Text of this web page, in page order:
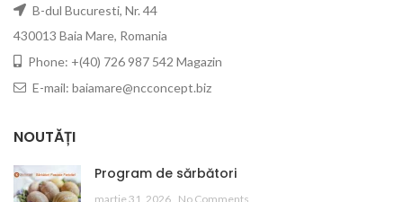
B-dul Bucuresti, Nr. 44
430013 Baia Mare, Romania
Phone: +(40) 726 987 542 Magazin
E-mail: baiamare@ncconcept.biz
NOUTĂȚI
Program de sărbători
martie 31, 2026 No Comments